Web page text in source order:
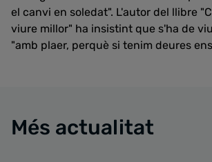
el canvi en soledat". L'autor del llibre
viure millor" ha insistint que s'ha de
"amb plaer, perquè si tenim deures
Més actualitat